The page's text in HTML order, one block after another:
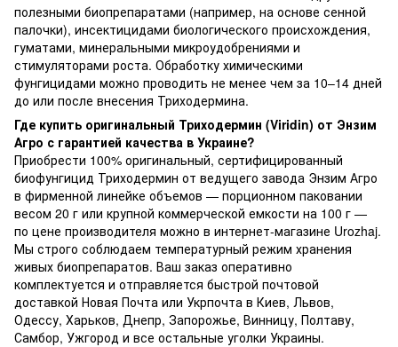
полезными биопрепаратами (например, на основе сенной
палочки), инсектицидами биологического происхождения,
гуматами, минеральными микроудобрениями и
стимуляторами роста. Обработку химическими
фунгицидами можно проводить не менее чем за 10–14 дней
до или после внесения Триходермина.
Где купить оригинальный Триходермин (Viridin) от Энзим
Агро с гарантией качества в Украине?
Приобрести 100% оригинальный, сертифицированный
биофунгицид Триходермин от ведущего завода Энзим Агро
в фирменной линейке объемов — порционном паковании
весом 20 г или крупной коммерческой емкости на 100 г —
по цене производителя можно в интернет-магазине Urozhaj.
Мы строго соблюдаем температурный режим хранения
живых биопрепаратов. Ваш заказ оперативно
комплектуется и отправляется быстрой почтовой
доставкой Новая Почта или Укрпочта в Киев, Львов,
Одессу, Харьков, Днепр, Запорожье, Винницу, Полтаву,
Самбор, Ужгород и все остальные уголки Украины.